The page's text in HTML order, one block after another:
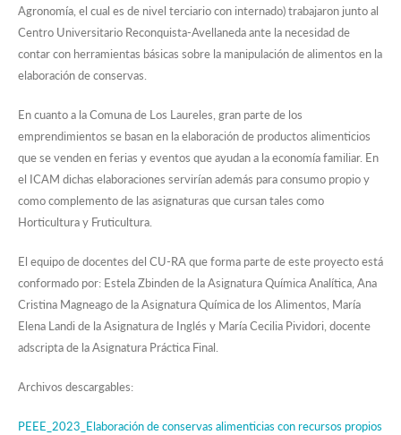
Agronomía, el cual es de nivel terciario con internado) trabajaron junto al
Centro Universitario Reconquista-Avellaneda ante la necesidad de
contar con herramientas básicas sobre la manipulación de alimentos en la
elaboración de conservas.
En cuanto a la Comuna de Los Laureles, gran parte de los
emprendimientos se basan en la elaboración de productos alimenticios
que se venden en ferias y eventos que ayudan a la economía familiar. En
el ICAM dichas elaboraciones servirían además para consumo propio y
como complemento de las asignaturas que cursan tales como
Horticultura y Fruticultura.
El equipo de docentes del CU-RA que forma parte de este proyecto está
conformado por: Estela Zbinden de la Asignatura Química Analítica, Ana
Cristina Magneago de la Asignatura Química de los Alimentos, María
Elena Landi de la Asignatura de Inglés y María Cecilia Pividori, docente
adscripta de la Asignatura Práctica Final.
Archivos descargables:
PEEE_2023_Elaboración de conservas alimenticias con recursos propios